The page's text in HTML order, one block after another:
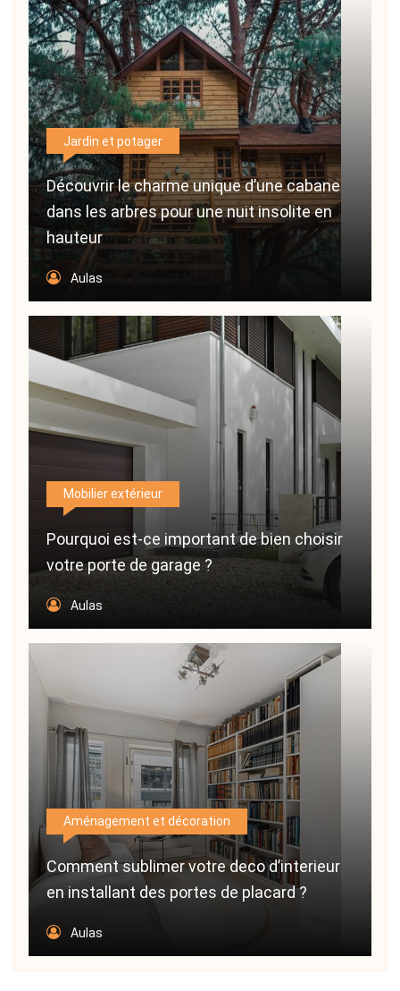
Jardin et potager
Découvrir le charme unique d’une cabane
dans les arbres pour une nuit insolite en
hauteur
Aulas
Mobilier extérieur
Pourquoi est-ce important de bien choisir
votre porte de garage ?
Aulas
Aménagement et décoration
Comment sublimer votre deco d’interieur
en installant des portes de placard ?
Aulas